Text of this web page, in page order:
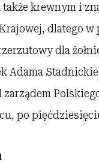
krewnym i
dlatego w
dla
Adama
po